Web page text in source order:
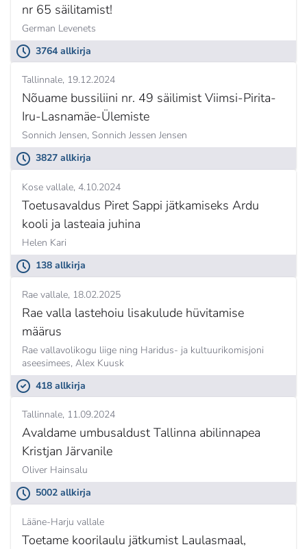
nr 65 säilitamist!
German Levenets
3764 allkirja
Tallinnale 19.12.2024
Nõuame bussiliini nr. 49 säilimist Viimsi-Pirita-
Iru-Lasnamäe-Ülemiste
Sonnich Jensen, Sonnich Jessen Jensen
3827 allkirja
Kose vallale 4.10.2024
Toetusavaldus Piret Sappi jätkamiseks Ardu
kooli ja lasteaia juhina
Helen Kari
138 allkirja
Rae vallale 18.02.2025
Rae valla lastehoiu lisakulude hüvitamise
määrus
Rae vallavolikogu liige ning Haridus- ja kultuurikomisjoni
aseesimees, Alex Kuusk
418 allkirja
Tallinnale 11.09.2024
Avaldame umbusaldust Tallinna abilinnapea
Kristjan Järvanile
Oliver Hainsalu
5002 allkirja
Lääne-Harju vallale
Toetame koorilaulu jätkumist Laulasmaal,